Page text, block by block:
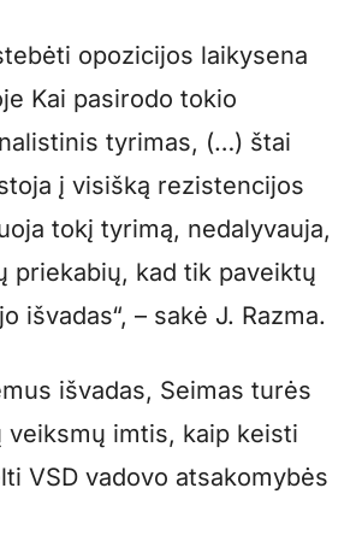
opozicijos laikysena
Kai pasirodo tokio
tyrimas, (…) štai
į visišką rezistencijos
tokį tyrimą, nedalyvauja,
priekabių, kad tik paveiktų
išvadas“, – sakė J. Razma.
išvadas, Seimas turės
veiksmų imtis, kaip keisti
VSD vadovo atsakomybės